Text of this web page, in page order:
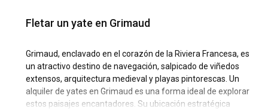
Fletar un yate en Grimaud
Grimaud, enclavado en el corazón de la Riviera Francesa, es
un atractivo destino de navegación, salpicado de viñedos
extensos, arquitectura medieval y playas pintorescas. Un
alquiler de yates en Grimaud es una forma ideal de explorar
estos paisajes encantadores. Su ubicación estratégica